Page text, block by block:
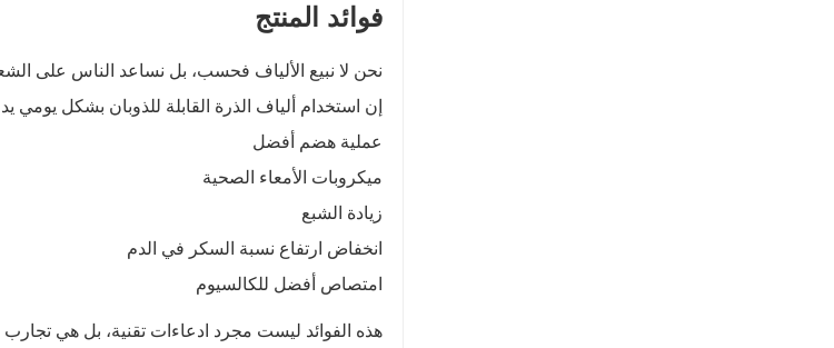
فوائد المنتج
نحن لا نبيع الألياف فحسب، بل نساعد الناس على
إن استخدام ألياف الذرة القابلة للذوبان بشكل يومي
عملية هضم أفضل
ميكروبات الأمعاء الصحية
زيادة الشبع
انخفاض ارتفاع نسبة السكر في الدم
امتصاص أفضل للكالسيوم
هذه الفوائد ليست مجرد ادعاءات تقنية، بل هي تجارب